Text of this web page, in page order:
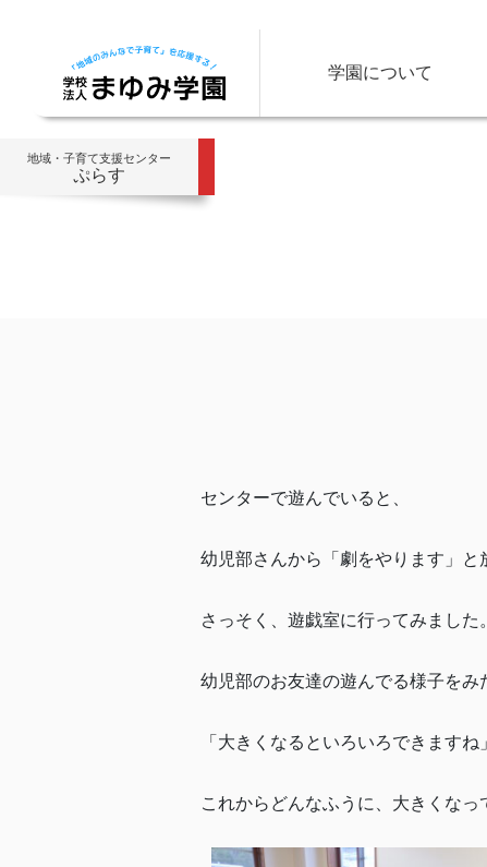
学園について
地域・子育て支援センター
ぷらす
センターで遊んでいると、
幼児部さんから「劇をやります」と
さっそく、遊戯室に行ってみました。
幼児部のお友達の遊んでる様子をみ
「大きくなるといろいろできますね
これからどんなふうに、大きくなっ